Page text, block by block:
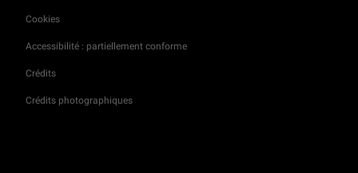
Cookies
Accessibilité : partiellement conforme
Crédits
Crédits photographiques